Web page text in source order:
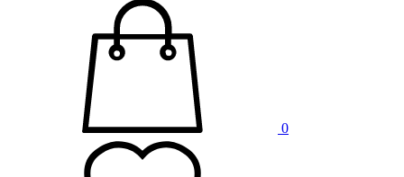
0